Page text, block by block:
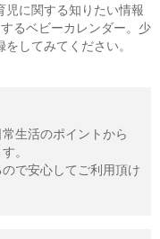
児に関する知りたい情報
るベビーカレンダー。少
してみてください。
生活のポイントから
。
で安心してご利用頂け